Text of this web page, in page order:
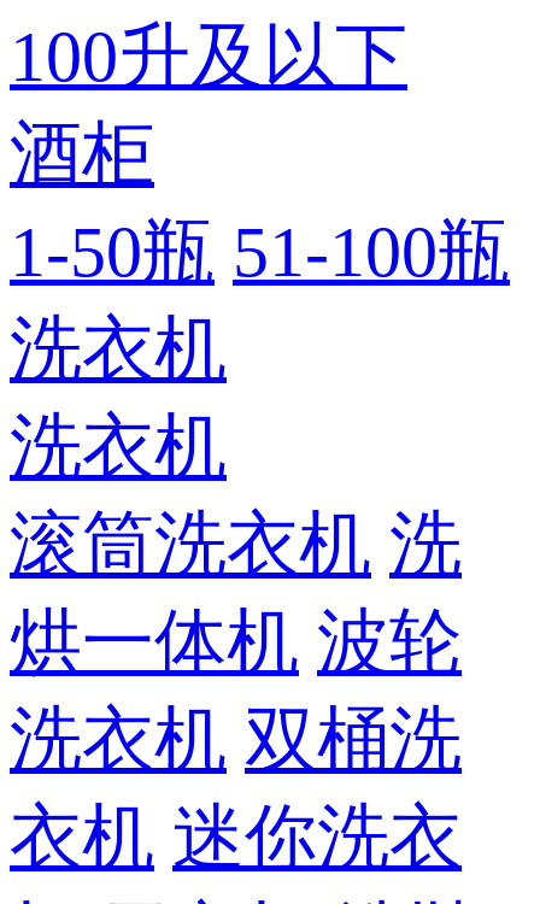
100升及以下
酒柜
1-50瓶 51-100瓶
洗衣机
洗衣机
滚筒洗衣机 洗
烘一体机 波轮
洗衣机 双桶洗
衣机 迷你洗衣